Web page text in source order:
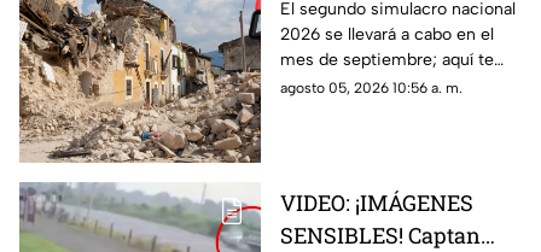
Aguascalientes? Fecha
para el segundo
simulacro nacional
2026
El segundo simulacro nacional
2026 se llevará a cabo en el
mes de septiembre; aquí te
contamos más sobre la fecha y
agosto 05, 2026 10:56 a. m.
VIDEO: ¡IMÁGENES
SENSIBLES! Captan